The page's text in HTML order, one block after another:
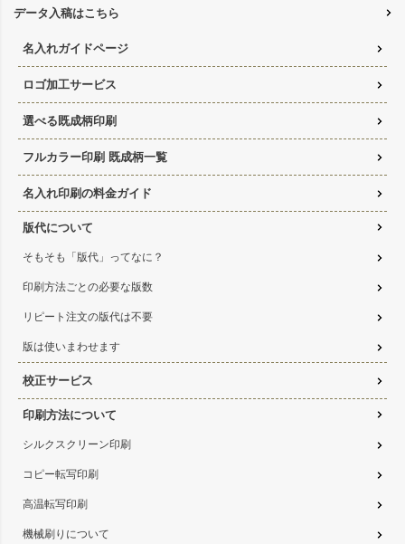
データ入稿はこちら
名入れガイドページ
ロゴ加工サービス
選べる既成柄印刷
フルカラー印刷 既成柄一覧
名入れ印刷の料金ガイド
版代について
そもそも「版代」ってなに？
印刷方法ごとの必要な版数
リピート注文の版代は不要
版は使いまわせます
校正サービス
印刷方法について
シルクスクリーン印刷
コピー転写印刷
高温転写印刷
機械刷りについて